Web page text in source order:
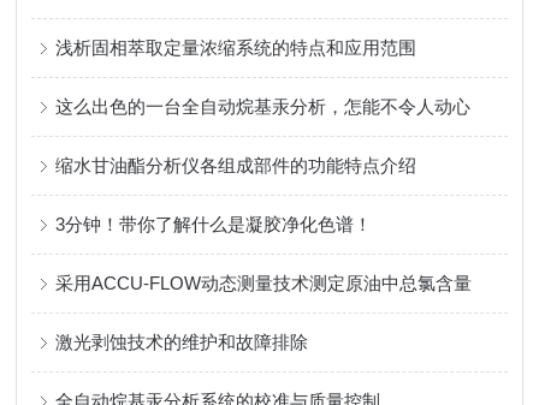
浅析固相萃取定量浓缩系统的特点和应用范围
这么出色的一台全自动烷基汞分析，怎能不令人动心
缩水甘油酯分析仪各组成部件的功能特点介绍
3分钟！带你了解什么是凝胶净化色谱！
采用ACCU-FLOW动态测量技术测定原油中总氯含量
激光剥蚀技术的维护和故障排除
全自动烷基汞分析系统的校准与质量控制